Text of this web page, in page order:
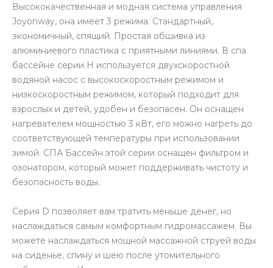
Высококачественная и модная система управления
Joyonway, она имеет 3 режима: Стандартный,
экономичный, спящий. Простая обшивка из
алюминиевого пластика с приятными линиями. В спа
бассейне серии H используется двухскоростной
водяной насос с высокоскоростным режимом и
низкоскоростным режимом, который подходит для
взрослых и детей, удобен и безопасен. Он оснащен
нагревателем мощностью 3 кВт, его можно нагреть до
соответствующей температуры при использовании
зимой. СПА Бассейн этой серии оснащен фильтром и
озонатором, который может поддерживать чистоту и
безопасность воды.
Серия D позволяет вам тратить меньше денег, но
наслаждаться самым комфортным гидромассажем. Вы
можете наслаждаться мощной массажной струей воды
на сиденье, спину и шею после утомительного